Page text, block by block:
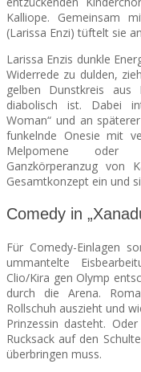
Kalliope. Gemeinsam
(Larissa Enzi) tüftelt sie
Larissa Enzis dunkle
Widerrede zu dulden,
gelben Dunstkreis
diabolisch ist. Dabei
Woman“ und an
funkelnde Onesie mit
Melpomene oder
Ganzkörperanzug von
Gesamtkonzept ein und
Comedy in
Für Comedy-Einlagen
ummantelte
Clio/Kira gen Olymp
durch die Arena.
Rollschuh auszieht und
Prinzessin dasteht.
Rucksack auf den
überbringen muss.